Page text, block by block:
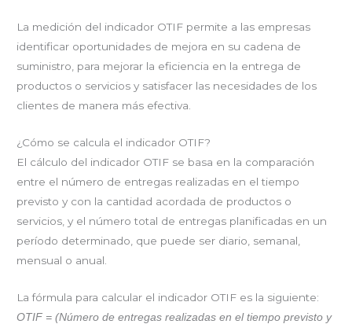
La medición del indicador OTIF permite a las empresas
identificar oportunidades de mejora en su cadena de
suministro, para mejorar la eficiencia en la entrega de
productos o servicios y satisfacer las necesidades de los
clientes de manera más efectiva.
¿Cómo se calcula el indicador OTIF?
El cálculo del indicador OTIF se basa en la comparación
entre el número de entregas realizadas en el tiempo
previsto y con la cantidad acordada de productos o
servicios, y el número total de entregas planificadas en un
período determinado, que puede ser diario, semanal,
mensual o anual.
La fórmula para calcular el indicador OTIF es la siguiente:
OTIF = (Número de entregas realizadas en el tiempo previsto y